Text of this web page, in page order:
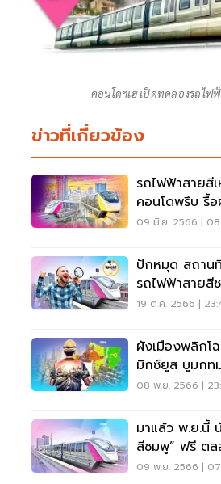
คอนโดฯเฮ เปิดทดลองรถไฟ
ข่าวที่เกี่ยวข้อง
รถไฟฟ้าสายสี
คอน
09 มิ.ย. 2566 |
ปักหมุด สถาน
รถไฟฟ้าสายสี
19 ต.ค. 2566 |
ผังเมืองพลิกโฉมม
มิกซ์ยูส บู
08 พ.ย. 2566 |
มาแล้ว พ.ย.นี้
สีชมพู” ฟรี ต
09 พ.ย. 2566 |